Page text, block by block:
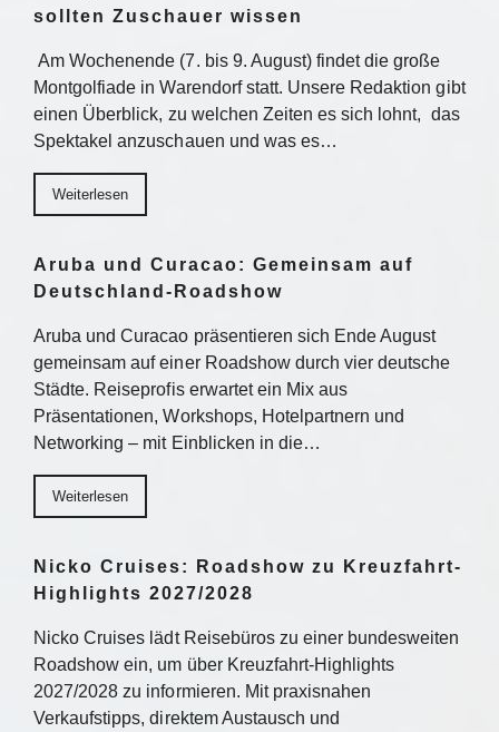
sollten Zuschauer wissen
Am Wochenende (7. bis 9. August) findet die große
Montgolfiade in Warendorf statt. Unsere Redaktion gibt
einen Überblick, zu welchen Zeiten es sich lohnt, das
Spektakel anzuschauen und was es…
Weiterlesen
Aruba und Curacao: Gemeinsam auf
Deutschland-Roadshow
Aruba und Curacao präsentieren sich Ende August
gemeinsam auf einer Roadshow durch vier deutsche
Städte. Reiseprofis erwartet ein Mix aus
Präsentationen, Workshops, Hotelpartnern und
Networking – mit Einblicken in die…
Weiterlesen
Nicko Cruises: Roadshow zu Kreuzfahrt-
Highlights 2027/2028
Nicko Cruises lädt Reisebüros zu einer bundesweiten
Roadshow ein, um über Kreuzfahrt-Highlights
2027/2028 zu informieren. Mit praxisnahen
Verkaufstipps, direktem Austausch und